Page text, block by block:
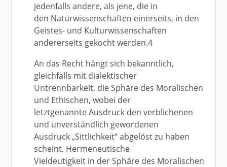
jedenfalls andere, als jene, die in
den Naturwissenschaften einerseits, in den
Geistes- und Kulturwissenschaften
andererseits gekocht werden.4
An das Recht hängt sich bekanntlich,
gleichfalls mit dialektischer
Untrennbarkeit, die Sphäre des Moralischen
und Ethischen, wobei der
letztgenannte Ausdruck den verblichenen
und unverständlich gewordenen
Ausdruck „Sittlichkeit“ abgelöst zu haben
scheint. Hermeneutische
Vieldeutigkeit in der Sphäre des Moralischen